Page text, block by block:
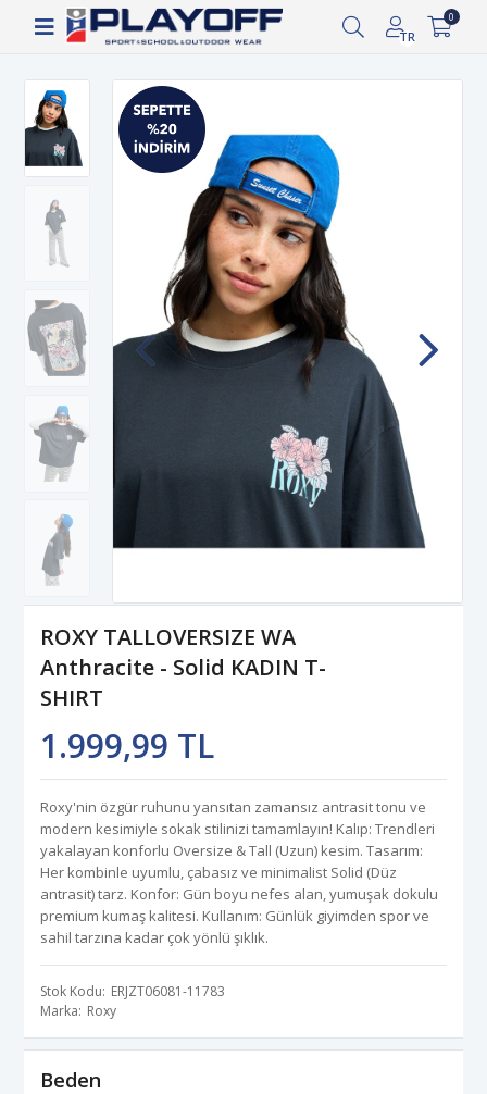
Siparişin 2-8 iş günü arasında kargoya verilecektir.
TR
0
ROXY TALLOVERSIZE WA
Anthracite - Solid KADIN T-
SHIRT
1.999,99 TL
Roxy'nin özgür ruhunu yansıtan zamansız antrasit tonu ve
modern kesimiyle sokak stilinizi tamamlayın! Kalıp: Trendleri
yakalayan konforlu Oversize & Tall (Uzun) kesim. Tasarım:
Her kombinle uyumlu, çabasız ve minimalist Solid (Düz
antrasit) tarz. Konfor: Gün boyu nefes alan, yumuşak dokulu
premium kumaş kalitesi. Kullanım: Günlük giyimden spor ve
sahil tarzına kadar çok yönlü şıklık.
Stok Kodu ERJZT06081-11783
Marka Roxy
Beden